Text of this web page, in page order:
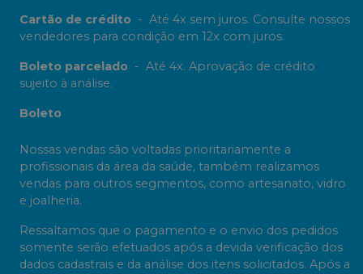
Cartão de crédito - Até 4x sem juros. Consulte nossos
vendedores para condição em 12x com juros.
Boleto parcelado - Até 4x. Aprovação de crédito
sujeito à análise.
Boleto
Nossas vendas são voltadas prioritariamente a
profissionais da área da saúde, também realizamos
vendas para outros segmentos, como artesanato, vidro
e joalheria.
Ressaltamos que o pagamento e o envio dos pedidos
somente serão efetuados após a devida verificação dos
dados cadastrais e da análise dos itens solicitados. Após a